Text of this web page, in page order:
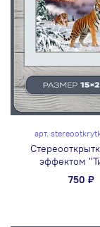
арт.
эффектом
750 ₽